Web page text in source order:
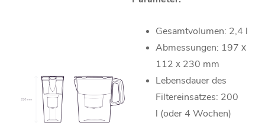
Gesamtvolumen: 2,4 l
Abmessungen: 197 х
112 х 230 mm
Lebensdauer des
Filtereinsatzes: 200
l (oder 4 Wochen)